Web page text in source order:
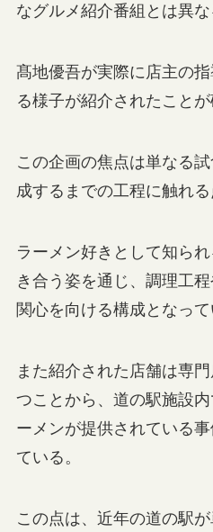
なグルメ紹介番組とは異な
髙地優吾が実際に店主の
る様子が紹介されたことが
この企画の焦点は単なる
成するまでの工程に触れる
ラーメン好きとして知ら
き合う姿を通じ、調理工
関心を向ける構成となって
また紹介された店舗は専
つことから、道の駅施設
ーメンが提供されている
ている。
この点は、近年の道の駅